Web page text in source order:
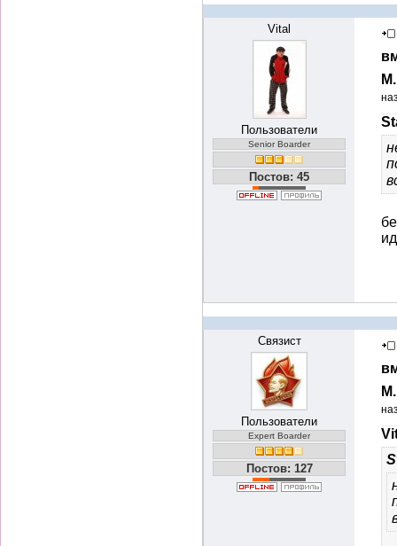
Vital
Пользователи
Senior Boarder
Постов: 45
Связист
Пользователи
Expert Boarder
Постов: 127